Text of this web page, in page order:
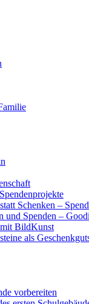
Schenken –
und Spenden –
mit BildKunst
als
vorbereiten